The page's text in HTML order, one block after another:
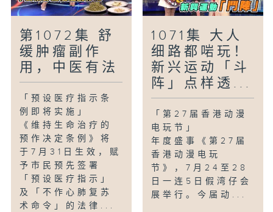
第1072集 舒
缓肿瘤副作
用，中医有法
「预设医疗指示条
例即将实施」
《维持生命治疗的
预作决定条例》将
于7月31日生效，赋
予市民预先签署
「预设医疗指示」
及「不作心肺复苏
术命令」的法律...
1071集 大人
细路都啱玩！
新兴运动「斗
阵」点样透...
「第27届香港动漫
电玩节」
年度盛事《第27届
香港动漫电玩
节》，7月24至28
日一连5日假湾仔会
展举行。今届动...